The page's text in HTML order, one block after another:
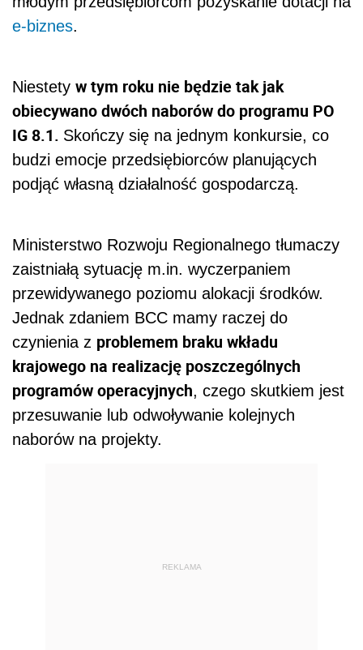
e-biznes.
Niestety w tym roku nie będzie tak jak
obiecywano dwóch naborów do programu PO
IG 8.1. Skończy się na jednym konkursie, co
budzi emocje przedsiębiorców planujących
podjąć własną działalność gospodarczą.
Ministerstwo Rozwoju Regionalnego tłumaczy
zaistniałą sytuację m.in. wyczerpaniem
przewidywanego poziomu alokacji środków.
Jednak zdaniem BCC mamy raczej do
czynienia z problemem braku wkładu
krajowego na realizację poszczególnych
programów operacyjnych, czego skutkiem jest
przesuwanie lub odwoływanie kolejnych
naborów na projekty.
REKLAMA